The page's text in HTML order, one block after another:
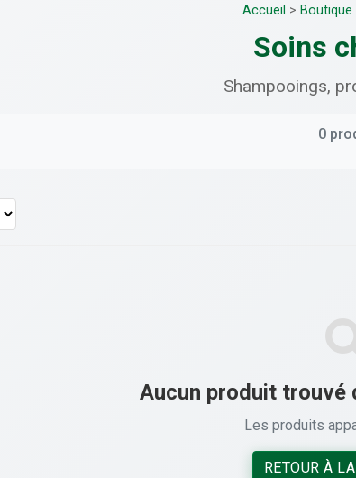
Accueil > Boutique
Soins
Shampooings,
0
Aucun produit trouvé
Les produits
RETOUR À